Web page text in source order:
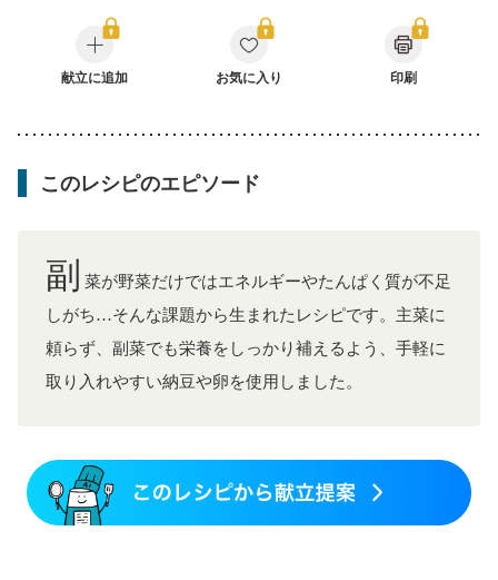
妊娠中(初期)
妊婦健診・体重増加が気になる（初期）
妊婦健診・血圧が気になる（初期）
妊婦健診・血糖値が気になる（初期）
妊娠高血圧(中期)
献立に追加 お気に入り 印刷
このレシピのエピソード
副
菜が野菜だけではエネルギーやたんぱく質が不足
しがち…そんな課題から生まれたレシピです。主菜に
頼らず、副菜でも栄養をしっかり補えるよう、手軽に
取り入れやすい納豆や卵を使用しました。